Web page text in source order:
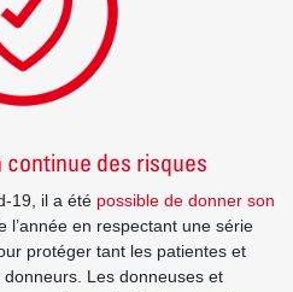
des risques
19, il a été possible de donner son
l’année en respectant une série
protéger tant les patientes et
Les donneuses et